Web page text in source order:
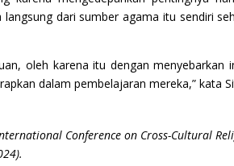
dari sumber agama itu sendiri
oleh karena itu dengan
dalam pembelajaran mereka,” kata
Conference on Cross-Cultural